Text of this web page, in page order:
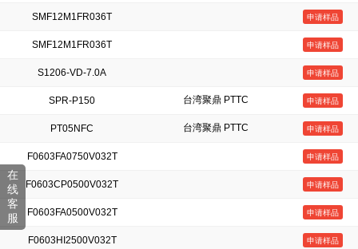
SMF12M1FR036T 申请样品
SMF12M1FR036T 申请样品
S1206-VD-7.0A 申请样品
SPR-P150 台湾聚鼎 PTTC 申请样品
PT05NFC 台湾聚鼎 PTTC 申请样品
F0603FA0750V032T 申请样品
F0603CP0500V032T 申请样品
F0603FA0500V032T 申请样品
F0603HI2500V032T 申请样品
在
线
客
服